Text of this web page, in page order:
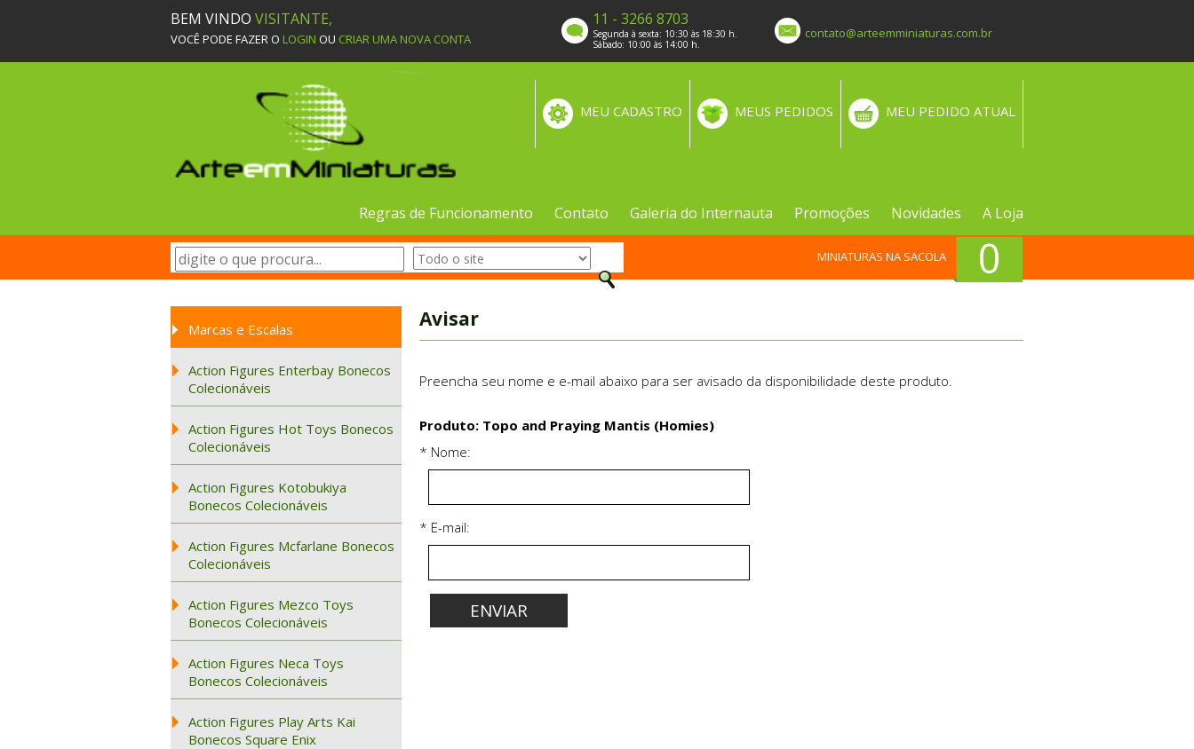
BEM VINDO VISITANTE,
VOCÊ PODE FAZER O LOGIN OU CRIAR UMA NOVA CONTA
11 - 3266 8703
Segunda à sexta: 10:30 às 18:30 h.
Sábado: 10:00 às 14:00 h.
contato@arteemminiaturas.com.br
MEU PEDIDO ATUAL
MEUS PEDIDOS
MEU CADASTRO
Regras de Funcionamento Contato Galeria do Internauta Promoções Novidades A Loja
0
MINIATURAS NA SACOLA
Marcas e Escalas
Action Figures Enterbay Bonecos
Colecionáveis
Action Figures Hot Toys Bonecos
Colecionáveis
Action Figures Kotobukiya
Bonecos Colecionáveis
Action Figures Mcfarlane Bonecos
Colecionáveis
Action Figures Mezco Toys
Bonecos Colecionáveis
Action Figures Neca Toys
Bonecos Colecionáveis
Action Figures Play Arts Kai
Bonecos Square Enix
Avisar
Preencha seu nome e e-mail abaixo para ser avisado da disponibilidade deste produto.
Produto: Topo and Praying Mantis (Homies)
* Nome:
* E-mail: